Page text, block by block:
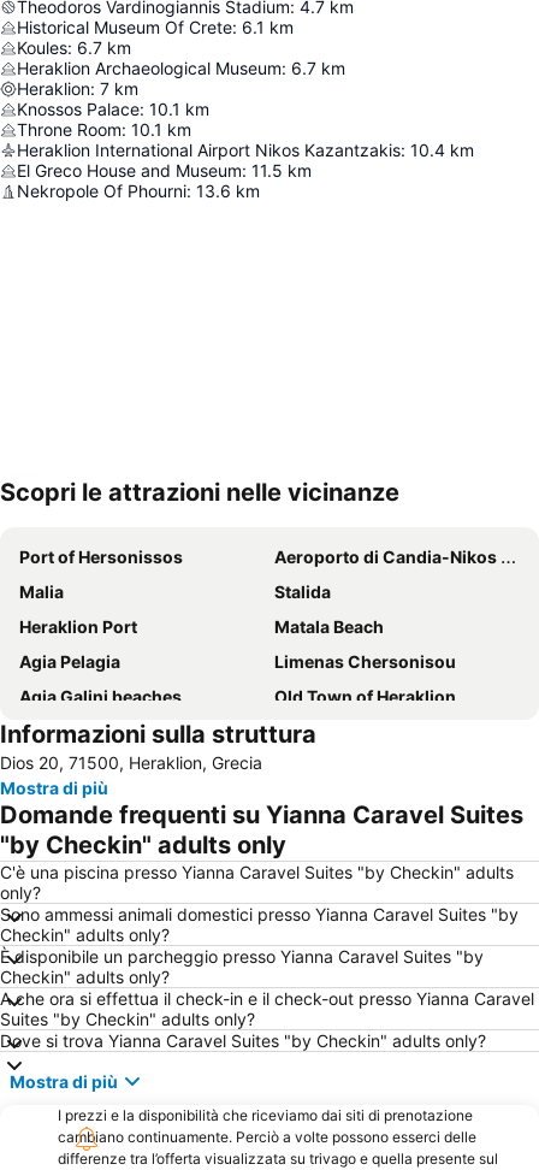
Theodoros Vardinogiannis Stadium: 4.7 km
Historical Museum Of Crete: 6.1 km
Koules: 6.7 km
Heraklion Archaeological Museum: 6.7 km
Heraklion: 7 km
Knossos Palace: 10.1 km
Throne Room: 10.1 km
Heraklion International Airport Nikos Kazantzakis: 10.4 km
El Greco House and Museum: 11.5 km
Nekropole Of Phourni: 13.6 km
Espandi mappa
Scopri le attrazioni nelle vicinanze
Port of Hersonissos
Aeroporto di Candia-Nikos Kazantzakis
Malia
Stalida
Heraklion Port
Matala Beach
Agia Pelagia
Limenas Chersonisou
Agia Galini beaches
Old Town of Heraklion
Palace of Knossos
Apostoli Village
Bali
Star Beach Water Park
Kato Gouves
Agios Georgios
Lygaria
KTEL
Lianos Kavos Lavris
Tsoutsouros
Amoudara
Archaeological Museum
Adelianos Kampos
Karteros
Analipsi
Crete Golf Club
Venetian Walls of Herakleion
Mochos
25 Augoustou street
Kommos
Filakes
Arina
International Exhibition center of Crete - DEKK
Informazioni sulla struttura
Dios 20, 71500, Heraklion, Grecia
Mostra di più
Domande frequenti su Yianna Caravel Suites
"by Checkin" adults only
C'è una piscina presso Yianna Caravel Suites "by Checkin" adults
only?
Sono ammessi animali domestici presso Yianna Caravel Suites "by
Checkin" adults only?
È disponibile un parcheggio presso Yianna Caravel Suites "by
Checkin" adults only?
A che ora si effettua il check-in e il check-out presso Yianna Caravel
Suites "by Checkin" adults only?
Dove si trova Yianna Caravel Suites "by Checkin" adults only?
Mostra di più
I prezzi e la disponibilità che riceviamo dai siti di prenotazione
cambiano continuamente. Perciò a volte possono esserci delle
differenze tra l’offerta visualizzata su trivago e quella presente sul